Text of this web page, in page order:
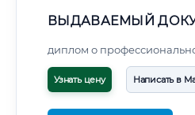
ВЫДАВАЕМЫЙ
диплом о
Узнать цену Написать в